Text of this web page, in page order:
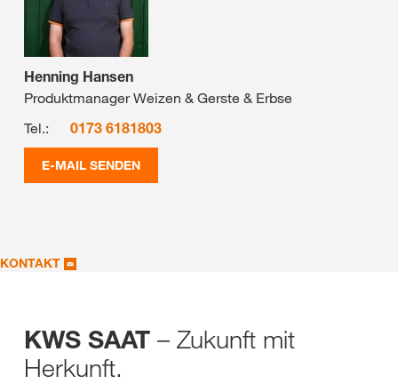
Henning Hansen
Produktmanager Weizen & Gerste & Erbse
Tel.:
0173 6181803
E-MAIL SENDEN
KONTAKT
KWS SAAT – Zukunft mit
Herkunft.